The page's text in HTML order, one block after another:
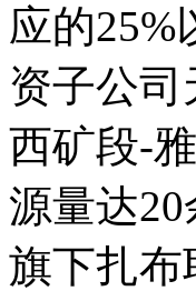
应的25%
资子公
西矿段-
源量达
旗下扎布